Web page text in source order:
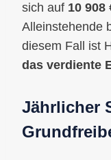
sich auf 10 908
Alleinstehende
diesem Fall ist
das verdiente
Jährlicher